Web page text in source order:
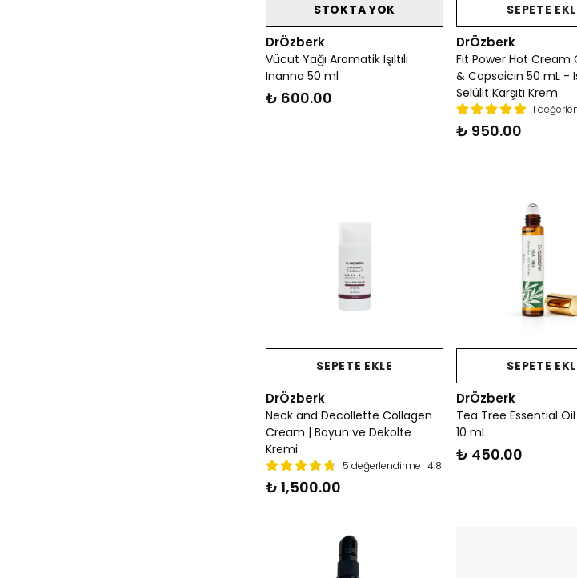
STOKTA YOK
DrÖzberk
Vücut Yağı Aromatik Işıltılı
Inanna 50 ml
₺ 600.00
SEPETE
DrÖzberk
Fit Power Hot Cream
& Capsaicin 50 mL -
Selülit Karşıtı Krem
1
₺ 950.00
SEPETE EKLE
DrÖzberk
Neck and Decollette Collagen
Cream | Boyun ve Dekolte
Kremi
5 değerlendirme 4.8
₺ 1,500.00
SEPETE
DrÖzberk
Tea Tree Essential
10 mL
₺ 450.00